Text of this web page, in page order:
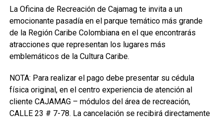
La Oficina de Recreación de Cajamag te invita a un
emocionante pasadía en el parque temático más grande
de la Región Caribe Colombiana en el que encontrarás
atracciones que representan los lugares más
emblemáticos de la Cultura Caribe.
NOTA: Para realizar el pago debe presentar su cédula
física original, en el centro experiencia de atención al
cliente CAJAMAG – módulos del área de recreación,
CALLE 23 # 7-78. La cancelación se recibirá directamente